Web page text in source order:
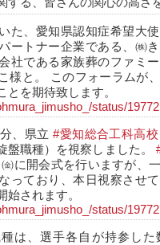
た、愛知県認知症希望大
ートナー企業である、㈱
社である家族葬のファミ
様と。 このフォーラムが
とを期待致します。
status/
、県立#愛知総合工科高校
盤職種）を視察しました。
に開会式を行いますが、
っており、本日視察させ
始されます。
status/
は、選手各自が持参した